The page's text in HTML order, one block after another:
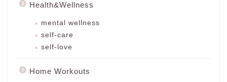
Health&Wellness
mental wellness
self-care
self-love
Home Workouts